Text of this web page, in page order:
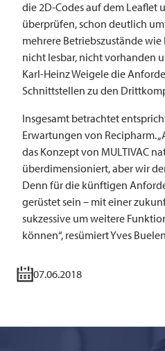
die 2D-Codes auf dem Leaflet
überprüfen, schon deutlich
mehrere Betriebszustände
nicht lesbar, nicht vorhanden
Karl-Heinz Weigele die
Schnittstellen zu den
Insgesamt betrachtet
Erwartungen von Recipharm.
das Konzept von ­­MULTIVAC
überdimensioniert, aber wir
Denn für die künftigen
gerüstet sein – mit einer
sukzessive um weitere
können“, resümiert Yves
07.06.2018